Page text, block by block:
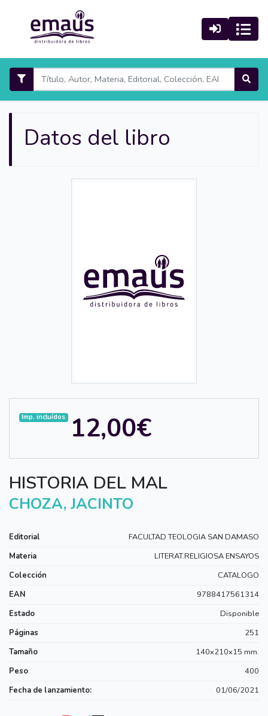
Datos del libro
HISTORIA DEL MAL
CHOZA, JACINTO
Editorial
FACULTAD TEOLOGIA SAN DAMASO
Materia
LITERAT.RELIGIOSA ENSAYOS
Colección
CATALOGO
EAN
9788417561314
Estado
Disponible
Páginas
251
Tamaño
140x210x15 mm.
Peso
400
Fecha de lanzamiento:
01/06/2021
Imp. incluídos 12,00€